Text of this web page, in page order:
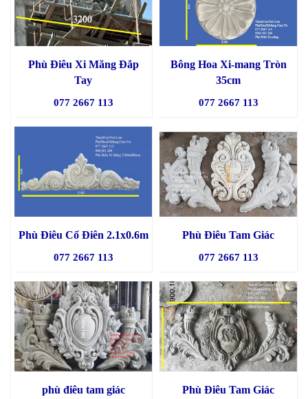
Phù Điêu Xi Măng Đắp
Tay
077 2667 113
Bông Hoa Xi-mang Tròn
35cm
077 2667 113
Phù Điêu Cổ Điên 2.1x0.6m
077 2667 113
Phù Điêu Tam Giác
077 2667 113
phù điêu tam giác
Phù Điêu Tam Giác